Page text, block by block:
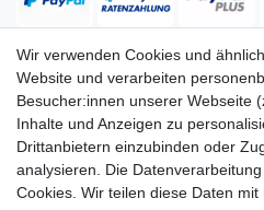
Versand
Service Service
Wir verwenden Cookies und
Website und verarbeiten
Besucher:innen unserer Webseite
Inhalte und Anzeigen zu
Drittanbietern einzubinden oder
analysieren. Die
Cookies. Wir teilen diese Daten